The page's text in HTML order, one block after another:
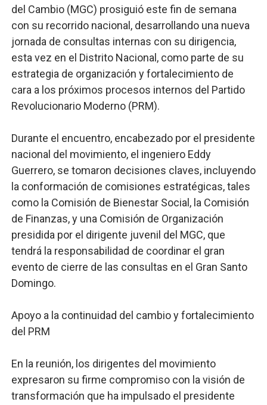
Candidato a presidente del Colegio de Notarios hace
Digecac realizará Primer Festival de Plantas 2026
Josefa Castillo: Liderazgo y Transformación Social al
Lee Ballester a los que se forman como agentes
del Cambio (MGC) prosiguió este fin de semana
con su recorrido nacional, desarrollando una nueva
jornada de consultas internas con su dirigencia,
esta vez en el Distrito Nacional, como parte de su
estrategia de organización y fortalecimiento de
cara a los próximos procesos internos del Partido
Revolucionario Moderno (PRM).
Durante el encuentro, encabezado por el presidente
nacional del movimiento, el ingeniero Eddy
Guerrero, se tomaron decisiones claves, incluyendo
la conformación de comisiones estratégicas, tales
como la Comisión de Bienestar Social, la Comisión
de Finanzas, y una Comisión de Organización
presidida por el dirigente juvenil del MGC, que
tendrá la responsabilidad de coordinar el gran
evento de cierre de las consultas en el Gran Santo
Domingo.
Apoyo a la continuidad del cambio y fortalecimiento
del PRM
En la reunión, los dirigentes del movimiento
expresaron su firme compromiso con la visión de
transformación que ha impulsado el presidente